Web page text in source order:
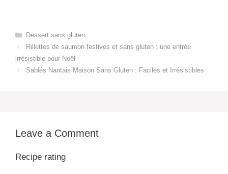
Categories
Dessert sans gluten
Rillettes de saumon festives et sans gluten : une entrée
irrésistible pour Noël
Sablés Nantais Maison Sans Gluten : Faciles et Irrésistibles
Leave a Comment
Recipe rating